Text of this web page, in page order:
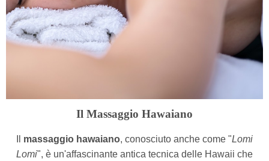
Il Massaggio Hawaiano
massaggio hawaiano, conosciuto anche come "Lomi
Lomi", è un'affascinante antica tecnica delle Hawaii che